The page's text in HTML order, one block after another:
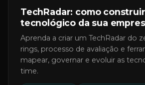
TechRadar: como
tecnológico da sua
Aprenda a criar um TechRadar do
rings, processo de avaliação e
mapear, governar e evoluir as
time.